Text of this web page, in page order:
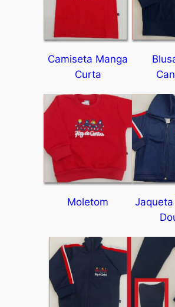
Camiseta Manga
Curta
Moletom